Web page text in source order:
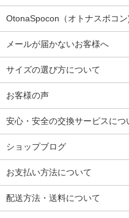
OtonaSpocon（オトナスポコン
メールが届かないお客様へ
サイズの選び方について
お客様の声
安心・安全の交換サービスにつ
ショップブログ
お支払い方法について
配送方法・送料について